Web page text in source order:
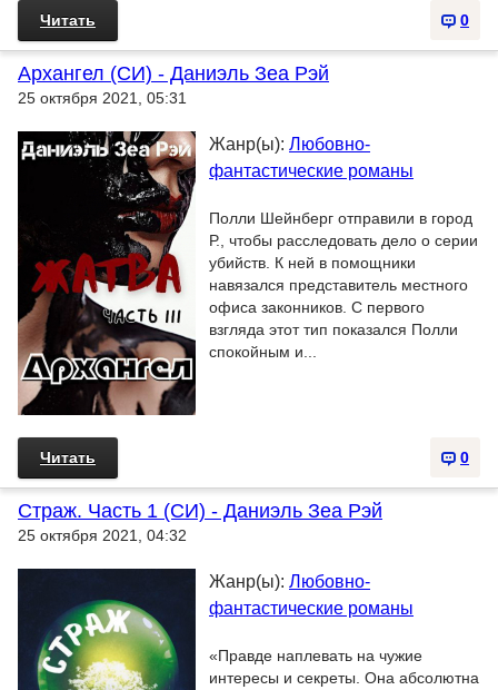
0
Читать
Архангел (СИ) - Даниэль Зеа Рэй
25 октября 2021, 05:31
Жанр(ы): Любовно-
фантастические романы
Полли Шейнберг отправили в город
Р., чтобы расследовать дело о серии
убийств. К ней в помощники
навязался представитель местного
офиса законников. С первого
взгляда этот тип показался Полли
спокойным и...
0
Читать
Страж. Часть 1 (СИ) - Даниэль Зеа Рэй
25 октября 2021, 04:32
Жанр(ы): Любовно-
фантастические романы
«Правде наплевать на чужие
интересы и секреты. Она абсолютна